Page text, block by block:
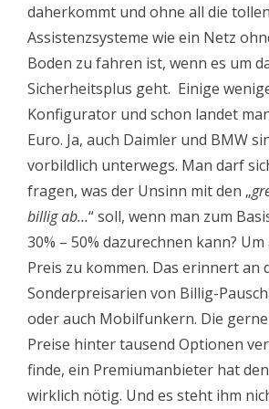
daherkommt und ohne all die
Assistenzsysteme wie ein Netz
Boden zu fahren ist, wenn es um
Sicherheitsplus geht. Einige
Konfigurator und schon landet
Euro. Ja, auch Daimler und BMW
vorbildlich unterwegs. Man darf
fragen, was der Unsinn mit den „
billig ab…“ soll, wenn man zum
30% – 50% dazurechnen kann?
Preis zu kommen. Das erinnert an
Sonderpreisarien von Billig-
oder auch Mobilfunkern. Die
Preise hinter tausend Optionen
finde, ein Premiumanbieter hat
wirklich nötig. Und es steht ihm